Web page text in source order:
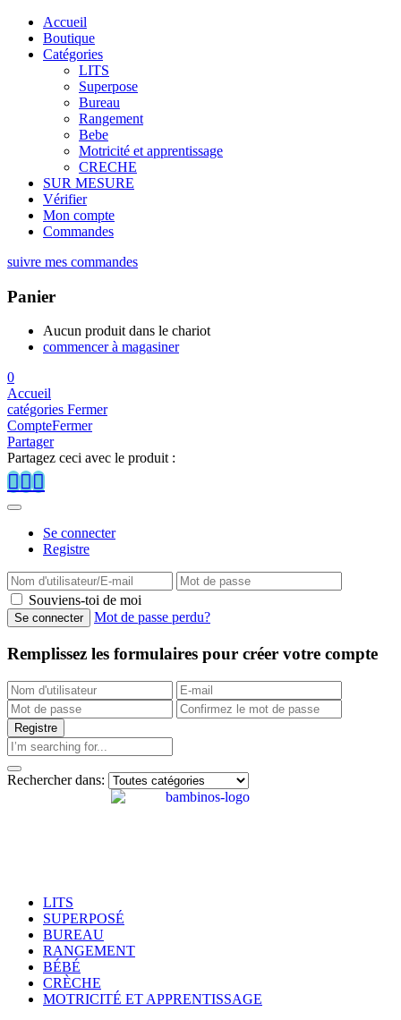
Accueil
Boutique
Catégories
LITS
Superpose
Bureau
Rangement
Bebe
Motricité et apprentissage
CRECHE
SUR MESURE
Vérifier
Mon compte
Commandes
suivre mes commandes
Panier
Aucun produit dans le chariot
commencer à magasiner
0
Accueil
catégories Fermer
CompteFermer
Partager
Partagez ceci avec le produit :
Se connecter
Registre
Souviens-toi de moi
Mot de passe perdu?
Remplissez les formulaires pour créer votre compte
Rechercher dans:
LITS
SUPERPOSÉ
BUREAU
RANGEMENT
BÉBÉ
CRÈCHE
MOTRICITÉ ET APPRENTISSAGE